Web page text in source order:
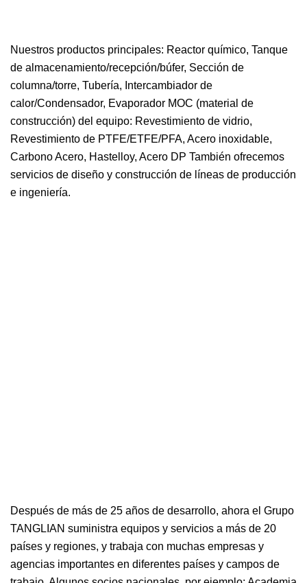
Nuestros productos principales: Reactor químico, Tanque
de almacenamiento/recepción/búfer, Sección de
columna/torre, Tubería, Intercambiador de
calor/Condensador, Evaporador MOC (material de
construcción) del equipo: Revestimiento de vidrio,
Revestimiento de PTFE/ETFE/PFA, Acero inoxidable,
Carbono Acero, Hastelloy, Acero DP También ofrecemos
servicios de diseño y construcción de líneas de producción
e ingeniería.
Después de más de 25 años de desarrollo, ahora el Grupo
TANGLIAN suministra equipos y servicios a más de 20
países y regiones, y trabaja con muchas empresas y
agencias importantes en diferentes países y campos de